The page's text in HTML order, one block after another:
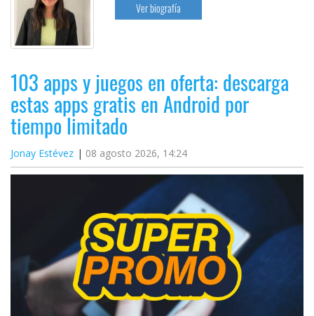
Ver biografía
103 apps y juegos en oferta: descarga
estas apps gratis en Android por
tiempo limitado
Jonay Estévez 08 agosto 2026, 14:24